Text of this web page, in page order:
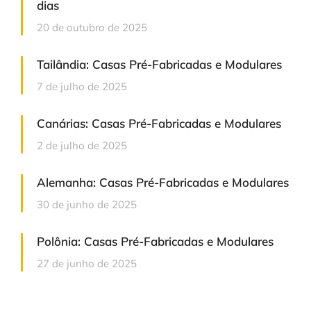
dias
20 de outubro de 2025
Tailândia: Casas Pré-Fabricadas e Modulares
7 de julho de 2025
Canárias: Casas Pré-Fabricadas e Modulares
2 de julho de 2025
Alemanha: Casas Pré-Fabricadas e Modulares
30 de junho de 2025
Polônia: Casas Pré-Fabricadas e Modulares
27 de junho de 2025